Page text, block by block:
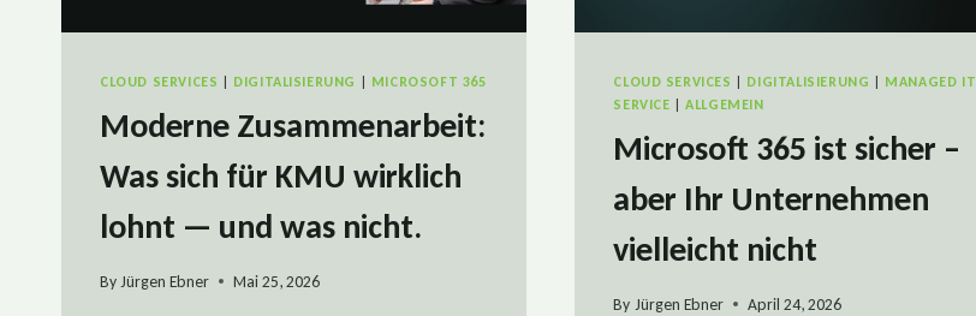
CLOUD SERVICES DIGITALISIERUNG MICROSOFT 365
Moderne Zusammenarbeit:
Was sich für KMU wirklich
lohnt — und was nicht.
ByJürgen Ebner Mai 25, 2026
CLOUD SERVICES DIGITALISIERUNG
MANAGED IT
SERVICE |ALLGEMEIN
Microsoft 365 ist sicher –
aber Ihr Unternehmen
vielleicht nicht
By Jürgen Ebner April 24, 2026